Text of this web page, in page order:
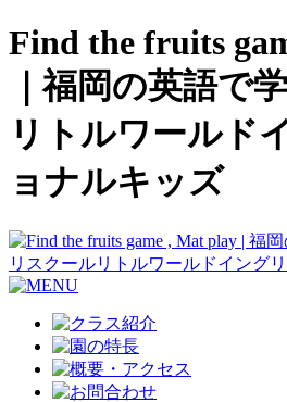
Find the fruits
｜福岡の英語で
リトルワールド
ョナルキッズ